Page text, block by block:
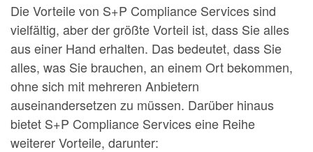
Die Vorteile von S+P Compliance Services sind
vielfältig, aber der größte Vorteil ist, dass Sie alles
aus einer Hand erhalten. Das bedeutet, dass Sie
alles, was Sie brauchen, an einem Ort bekommen,
ohne sich mit mehreren Anbietern
auseinandersetzen zu müssen. Darüber hinaus
bietet S+P Compliance Services eine Reihe
weiterer Vorteile, darunter: